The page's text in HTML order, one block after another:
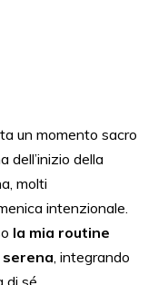
un momento sacro
dell’inizio della
molti
intenzionale.
la mia routine
, integrando
di sé.